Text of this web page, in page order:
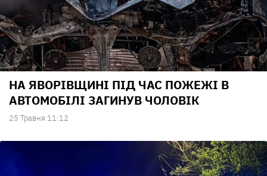
НА ЯВОРІВЩИНІ ПІД ЧАС ПОЖЕЖІ В
АВТОМОБІЛІ ЗАГИНУВ ЧОЛОВІК
25 Травня 11:12